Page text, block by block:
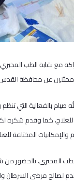
مع نقابة الطب
عن محافظة
بالفعالية التي
كما وقدم شكره
والإمكانيات المختلفة
المخبري، بالحضور
لصالح مرضى